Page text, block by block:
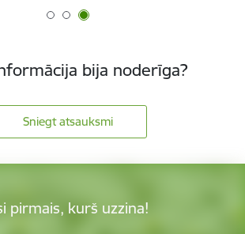
bija noderīga?
Sniegt atsauksmi
pirmais, kurš uzzina!